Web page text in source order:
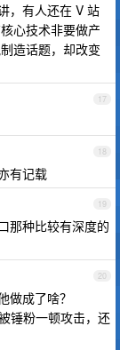
，有人还在 V 站
心技术非要做产
造话题，却改变
17
18
有记载
19
那种比较有深度的
20
做成了啥？
锤粉一顿攻击，还